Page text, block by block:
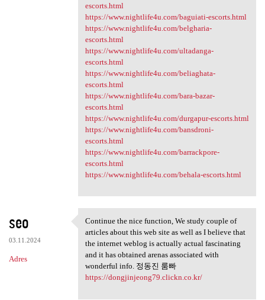
escorts.html
https://www.nightlife4u.com/baguiati-escorts.html
https://www.nightlife4u.com/belgharia-
escorts.html
https://www.nightlife4u.com/ultadanga-
escorts.html
https://www.nightlife4u.com/beliaghata-
escorts.html
https://www.nightlife4u.com/bara-bazar-
escorts.html
https://www.nightlife4u.com/durgapur-escorts.html
https://www.nightlife4u.com/bansdroni-
escorts.html
https://www.nightlife4u.com/barrackpore-
escorts.html
https://www.nightlife4u.com/behala-escorts.html
seo
03.11.2024
Adres
Continue the nice function,
Continue the nice function, We study couple of
articles about this web site as well as I believe that
the internet weblog is actually actual fascinating
and it has obtained arenas associated with
wonderful info. 정동진 룸빠
https://dongjinjeong79.clickn.co.kr/